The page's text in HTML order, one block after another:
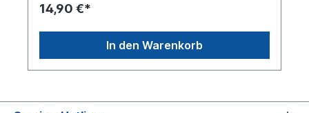
14,90 €*
In den Warenkorb